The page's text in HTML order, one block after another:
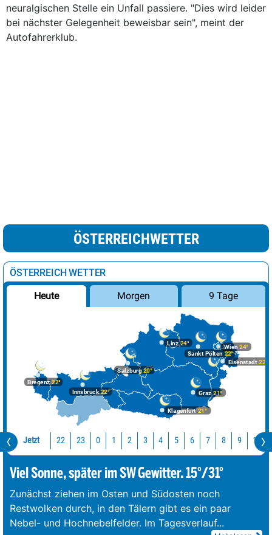
neuralgischen Stelle ein Unfall passiere. "Dies wird leider
bei nächster Gelegenheit beweisbar sein", meint der
Autofahrerklub.
ÖSTERREICHWETTER
ÖSTERREICH WETTER
Heute Morgen 9 Tage
Bregenz22°
Graz21°
Innsbruck22°
Klagenfurt 21°
Linz24°
Salzburg20°
Wien 24°
Eisenstadt 22°
Sankt Pölten 22°
Jetzt 22 23 0 1 2 3 4 5 6 7 8 9 10
Viel Sonne, später im SW Gewitter. 15°/31°
Zunächst ziehen im Osten und Südosten noch
Restwolken durch, in den Tälern gibt es ein paar
Nebel- und Hochnebelfelder. Im Tagesverlauf...